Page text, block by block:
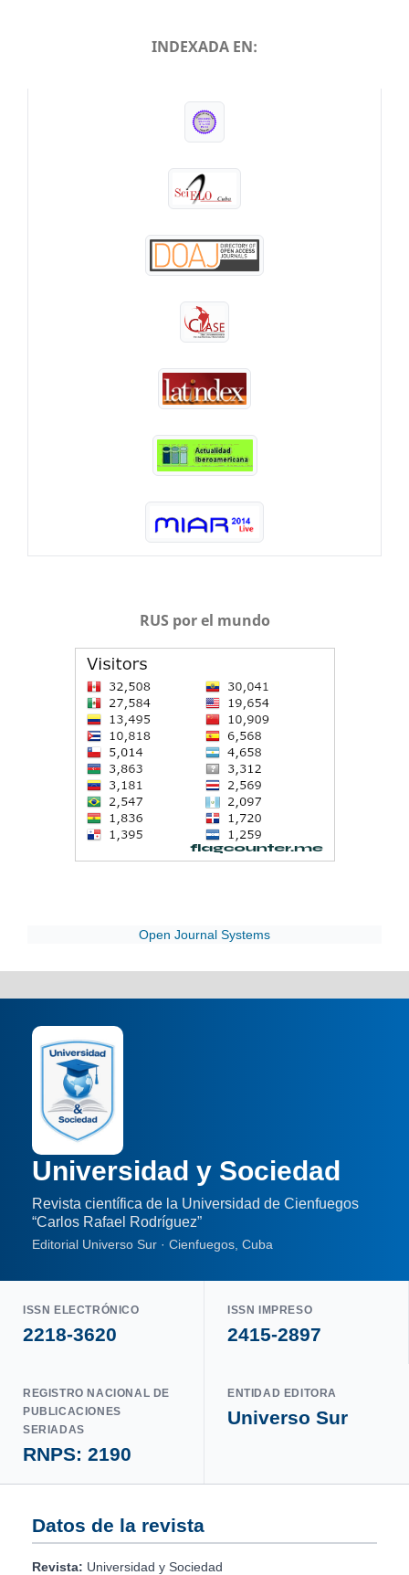
INDEXADA EN:
RUS por el mundo
Open Journal Systems
Universidad y Sociedad
Revista científica de la Universidad de Cienfuegos
“Carlos Rafael Rodríguez”
Editorial Universo Sur · Cienfuegos, Cuba
ISSN ELECTRÓNICO
2218-3620
ISSN IMPRESO
2415-2897
REGISTRO NACIONAL DE
PUBLICACIONES
SERIADAS
RNPS: 2190
ENTIDAD EDITORA
Universo Sur
Datos de la revista
Revista: Universidad y Sociedad